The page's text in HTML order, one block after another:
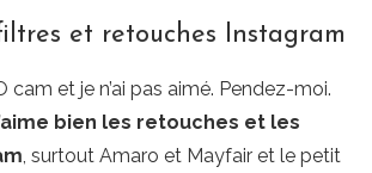
et retouches Instagram
cam et je n’ai pas aimé. Pendez-moi.
bien les retouches et les
, surtout Amaro et Mayfair et le petit